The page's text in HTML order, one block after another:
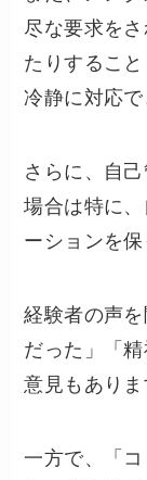
尽な要求を
たりするこ
冷静に対応で
さらに、自
場合は特に
ーションを保
経験者の声
だった」「
意見もありま
一方で、「